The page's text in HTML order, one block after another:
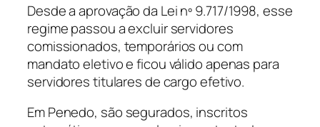
Desde a aprovação da Lei nº 9.717/1998, esse
regime passou a excluir servidores
comissionados, temporários ou com
mandato eletivo e ficou válido apenas para
servidores titulares de cargo efetivo.
Em Penedo, são segurados, inscritos